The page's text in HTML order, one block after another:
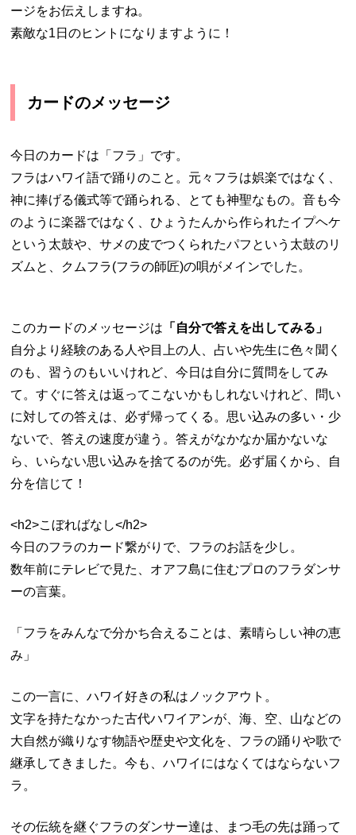
ージをお伝えしますね。
素敵な1日のヒントになりますように！
カードのメッセージ
今日のカードは「フラ」です。
フラはハワイ語で踊りのこと。元々フラは娯楽ではなく、
神に捧げる儀式等で踊られる、とても神聖なもの。音も今
のように楽器ではなく、ひょうたんから作られたイプヘケ
という太鼓や、サメの皮でつくられたパフという太鼓のリ
ズムと、クムフラ(フラの師匠)の唄がメインでした。
このカードのメッセージは 「自分で答えを出してみる」
自分より経験のある人や目上の人、占いや先生に色々聞く
のも、習うのもいいけれど、今日は自分に質問をしてみ
て。すぐに答えは返ってこないかもしれないけれど、問い
に対しての答えは、必ず帰ってくる。思い込みの多い・少
ないで、答えの速度が違う。答えがなかなか届かないな
ら、いらない思い込みを捨てるのが先。必ず届くから、自
分を信じて！
<h2>こぼればなし</h2>
今日のフラのカード繋がりで、フラのお話を少し。
数年前にテレビで見た、オアフ島に住むプロのフラダンサ
ーの言葉。
「フラをみんなで分かち合えることは、素晴らしい神の恵
み」
この一言に、ハワイ好きの私はノックアウト。
文字を持たなかった古代ハワイアンが、海、空、山などの
大自然が織りなす物語や歴史や文化を、フラの踊りや歌で
継承してきました。今も、ハワイにはなくてはならないフ
ラ。
その伝統を継ぐフラのダンサー達は、まつ毛の先は踊って